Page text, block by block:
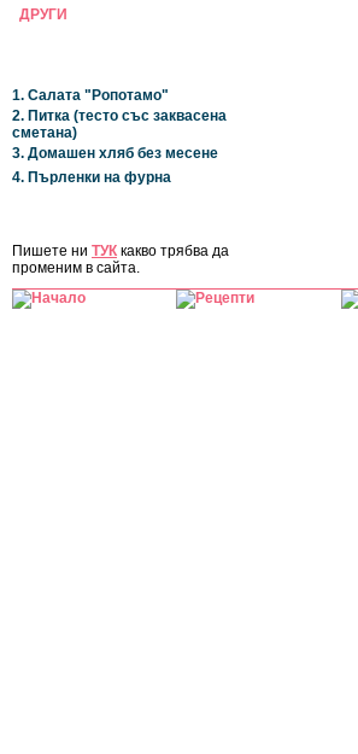
ДРУГИ
1. Салата "Ропотамо"
2. Питка (тесто със заквасена
сметана)
3. Домашен хляб без месене
4. Пърленки на фурна
Пишете ни ТУК какво трябва да
променим в сайта.